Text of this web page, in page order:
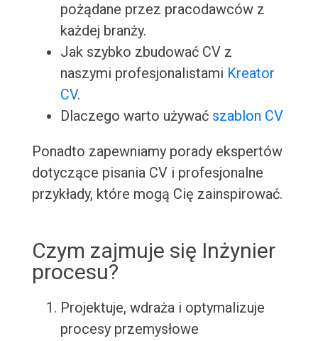
pożądane przez pracodawców z
każdej branży.
Jak szybko zbudować CV z
naszymi profesjonalistami Kreator
CV.
Dlaczego warto używać szablon CV
Ponadto zapewniamy porady ekspertów
dotyczące pisania CV i profesjonalne
przykłady, które mogą Cię zainspirować.
Czym zajmuje się Inżynier
procesu?
Projektuje, wdraża i optymalizuje
procesy przemysłowe